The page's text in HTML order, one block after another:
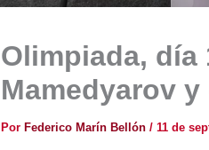
Olimpiada,
Mamedyarov
Por Federico Marín Bellón / 11 de